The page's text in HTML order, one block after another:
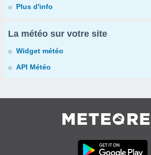
Plus d'info
La météo sur votre site
Widget météo
API Météo